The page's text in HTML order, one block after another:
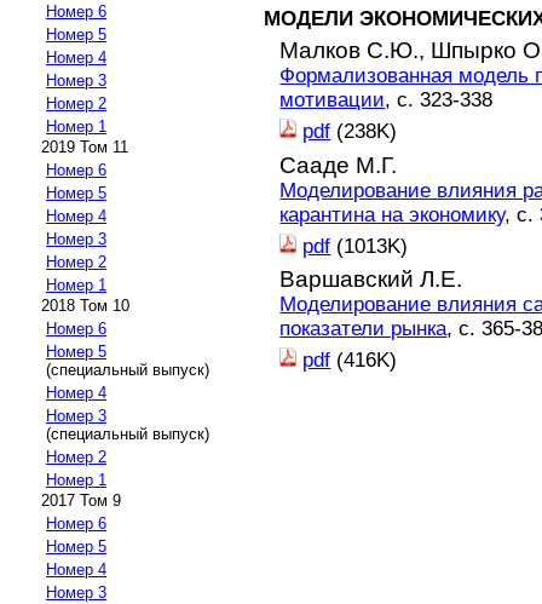
Номер 6
Номер 5
Номер 4
Номер 3
Номер 2
Номер 1
2019 Том 11
Номер 6
Номер 5
Номер 4
Номер 3
Номер 2
Номер 1
2018 Том 10
Номер 6
Номер 5
(специальный выпуск)
Номер 4
Номер 3
(специальный выпуск)
Номер 2
Номер 1
2017 Том 9
Номер 6
Номер 5
Номер 4
Номер 3
МОДЕЛИ
Малков С.Ю., Шпырко
Формализованная модель
мотивации, с. 323-338
pdf (238K)
Сааде М.Г.
Моделирование влияния
карантина на экономику, с.
pdf (1013K)
Варшавский Л.Е.
Моделирование влияния
показатели рынка, с. 365-
pdf (416K)